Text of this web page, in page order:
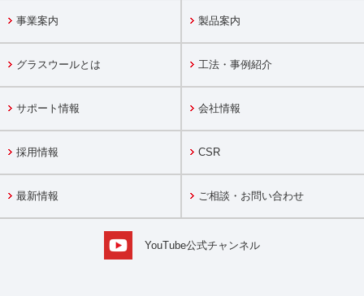
事業案内 製品案内
グラスウールとは 工法・事例紹介
サポート情報 会社情報
採用情報 CSR
最新情報 ご相談・お問い合わせ
YouTube公式チャンネル